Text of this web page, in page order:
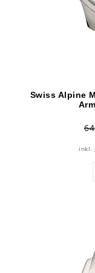
Swiss Alpine
inkl.